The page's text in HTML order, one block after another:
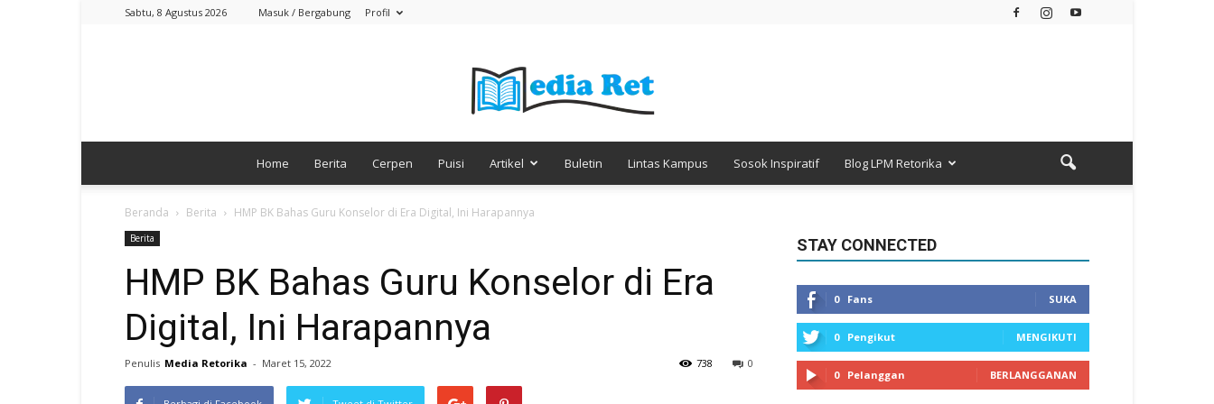
Sabtu, 8 Agustus 2026 Masuk / Bergabung Profil
Media
Retorika
Home Berita Cerpen Puisi Artikel Buletin Lintas Kampus Sosok Inspiratif Blog LPM Retorika
Beranda Berita HMP BK Bahas Guru Konselor di Era Digital, Ini Harapannya
Berita
HMP BK Bahas Guru Konselor di Era
Digital, Ini Harapannya
Penulis Media Retorika - Maret 15, 2022 0
738
STAY CONNECTED
0 Fans SUKA
0 Pengikut MENGIKUTI
0 Pelanggan BERLANGGANAN